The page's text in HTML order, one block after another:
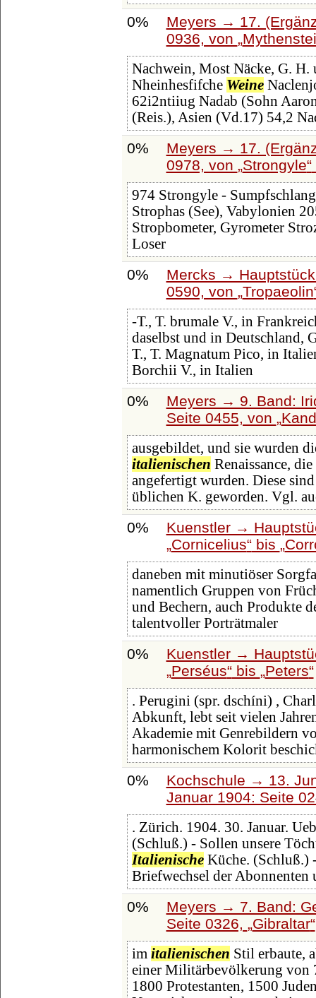
0%
Meyers → 17.
0936, von
Nachwein, Most Näcke, G. H.
Nheinhesfifche Weine
62i2ntiiug Nadab (Sohn
(Reis.), Asien (Vd.17) 54,2
0%
Meyers → 17.
0978, von Strongyle
974 Strongyle -
Strophas (See), Vabylonien
Stropbometer, Gyrometer
Loser
0%
Mercks →
0590, von Tropaeolin
-T., T. brumale V., in
daselbst und in Deutschland,
T., T. Magnatum Pico, in
Borchii V., in Italien
0%
Meyers → 9. Band:
Seite 0455, von
ausgebildet, und sie wurden
italienischen Renaissance,
angefertigt wurden. Diese
üblichen K. geworden. Vgl.
0%
Kuenstler →
Cornicelius bis
daneben mit minutiöser
namentlich Gruppen von
und Bechern, auch Produkte
talentvoller Porträtmaler
0%
Kuenstler →
Perséus bis Peters
. Perugini (spr. dschíni) ,
Abkunft, lebt seit vielen
Akademie mit Genrebildern
harmonischem Kolorit
0%
Kochschule → 13.
Januar 1904: Seite
. Zürich. 1904. 30. Januar.
(Schluß.) - Sollen unsere
ItalienischeKüche. (Schluß.)
Briefwechsel der Abonnenten
0%
Meyers → 7. Band:
Seite 0326,
Gibraltar
im italienischen Stil erbaute,
einer Militärbevölkerung von
1800 Protestanten, 1500